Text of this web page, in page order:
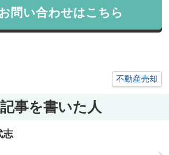
問い合わせはこちら
不動産売却
事を書いた人
志